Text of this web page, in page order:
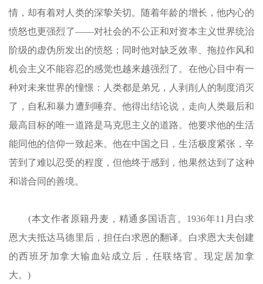
情，却有着对人类的深挚关切。随着年龄的增长，他内心的
愤怒也更强烈了——对社会的不公正和对资本主义世界统治
阶级的虚伪所发出的愤怒；同时他对缺乏效率、拖拉作风和
机会主义不能容忍的感觉也越来越强烈了。在他心目中有一
种对未来世界的憧憬：人类都是弟兄，人剥削人的制度消灭
了，自私和暴力遭到唾弃。他得出结论说，走向人类最后和
最高目标的唯一道路是马克思主义的道路。他要求他的生活
能同他的信仰一致起来。他在中国之日，生活极度紧张，辛
苦到了难以忍受的程度，但他终于感到，他果然达到了这种
和谐合同的善境。
(本文作者原籍丹麦，精通多国语言。1936年11月白求
恩大夫抵达马德里后，担任白求恩的翻译。白求恩大夫创建
的西班牙加拿大输血站成立后，任联络官。现定居加拿
大。)